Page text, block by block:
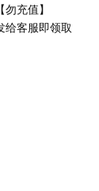
充值】
给客服即领取